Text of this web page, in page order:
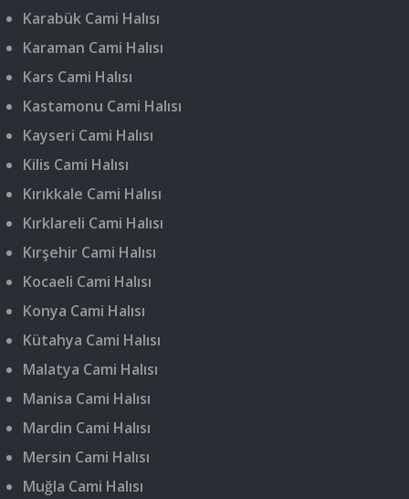
Karabük Cami Halısı
Karaman Cami Halısı
Kars Cami Halısı
Kastamonu Cami Halısı
Kayseri Cami Halısı
Kilis Cami Halısı
Kırıkkale Cami Halısı
Kırklareli Cami Halısı
Kırşehir Cami Halısı
Kocaeli Cami Halısı
Konya Cami Halısı
Kütahya Cami Halısı
Malatya Cami Halısı
Manisa Cami Halısı
Mardin Cami Halısı
Mersin Cami Halısı
Muğla Cami Halısı